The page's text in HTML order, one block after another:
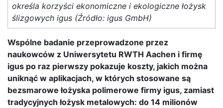
określa korzyści ekonomiczne i ekologiczne łożysk
ślizgowych igus (Źródło: igus GmbH)
Wspólne badanie przeprowadzone przez
naukowców z Uniwersytetu RWTH Aachen i firmę
igus po raz pierwszy pokazuje koszty, jakich można
uniknąć w aplikacjach, w których stosowane są
bezsmarowe łożyska polimerowe firmy igus, zamiast
tradycyjnych łożysk metalowych: do 14 milionów